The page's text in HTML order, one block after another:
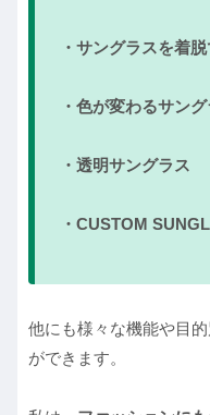
・サングラスを着
・色が変わるサン
・透明サングラス
・CUSTOM
他にも様々な機能や目
ができます。